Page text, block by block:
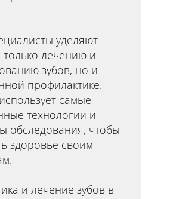
уделяют
лечению и
зубов, но и
профилактике.
самые
технологии и
обследования, чтобы
здоровье своим
и лечение зубов в